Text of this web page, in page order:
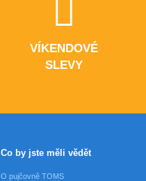
VÍKENDOVÉ
SLEVY
Co by jste měli vědět
O pujčovně TOMS